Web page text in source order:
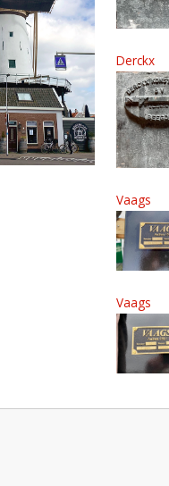
Roeden
Derckx
Vaags
Vaags